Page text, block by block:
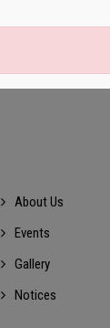
About Us
Events
Gallery
Notices